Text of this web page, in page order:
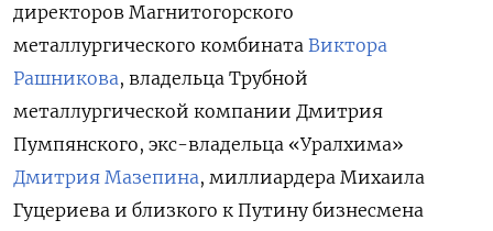
директоров Магнитогорского
металлургического комбината Виктора
Рашникова, владельца Трубной
металлургической компании Дмитрия
Пумпянского, экс-владельца «Уралхима»
Дмитрия Мазепина, миллиардера Михаила
Гуцериева и близкого к Путину бизнесмена